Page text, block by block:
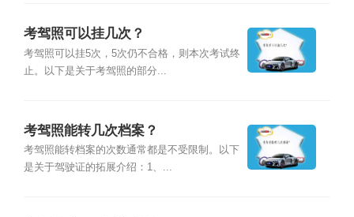
考驾照可以挂几次？
考驾照可以挂5次，5次仍不合格，则本次考试终
止。以下是关于考驾照的部分...
考驾照能转几次档案？
考驾照能转档案的次数通常都是不受限制。以下
是关于驾驶证的拓展介绍：1、...